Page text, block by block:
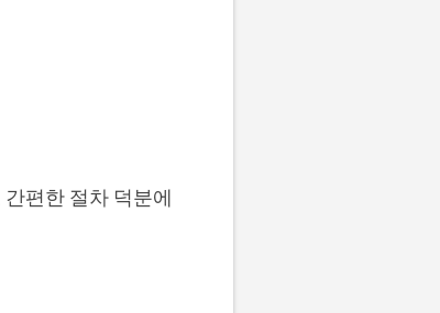
편한 절차 덕분에